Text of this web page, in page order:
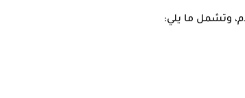
وتشمل ما يلي: